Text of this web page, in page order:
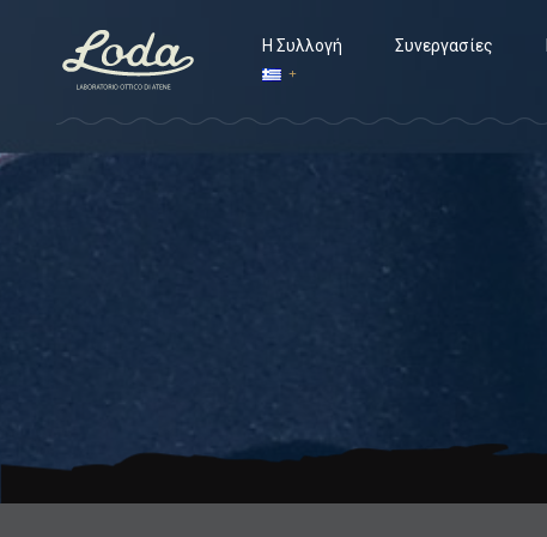
Η Συλλογή Συνεργασίες